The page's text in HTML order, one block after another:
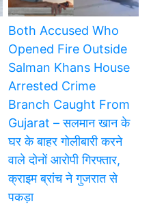
Both Accused Who
Opened Fire Outside
Salman Khans House
Arrested Crime
Branch Caught From
Gujarat – सलमान खान के
घर के बाहर गोलीबारी करने
वाले दोनों आरोपी गिरफ्तार,
क्राइम ब्रांच ने गुजरात से
पकड़ा